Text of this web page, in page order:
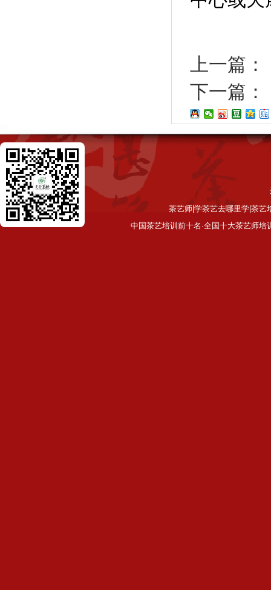
上一篇：
下一篇：
茶艺师|学茶艺去哪里学|茶艺
中国茶艺培训前十名·全国十大茶艺师培